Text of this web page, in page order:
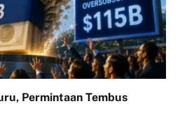
Permintaan Tembus